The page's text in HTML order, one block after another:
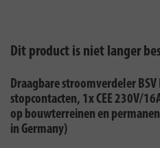
Dit product is niet langer
Draagbare stroomverdeler
stopcontacten, 1x CEE 230V/
op bouwterreinen en
in Germany)